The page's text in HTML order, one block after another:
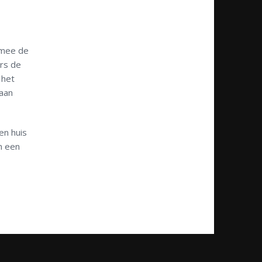
de
de
het
huis
een